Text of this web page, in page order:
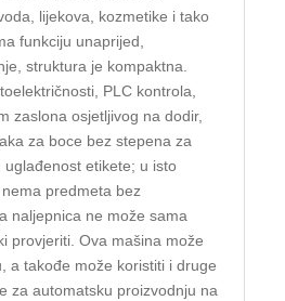
lijekova, kozmetike i tako
funkciju unaprijed,
struktura je kompaktna.
PLC kontrola,
zaslona osjetljivog na dodir,
za boce bez stepena za
etikete; u isto
predmeta bez
naljepnica ne može sama
provjeriti. Ova mašina može
a takođe može koristiti i druge
za automatsku proizvodnju na